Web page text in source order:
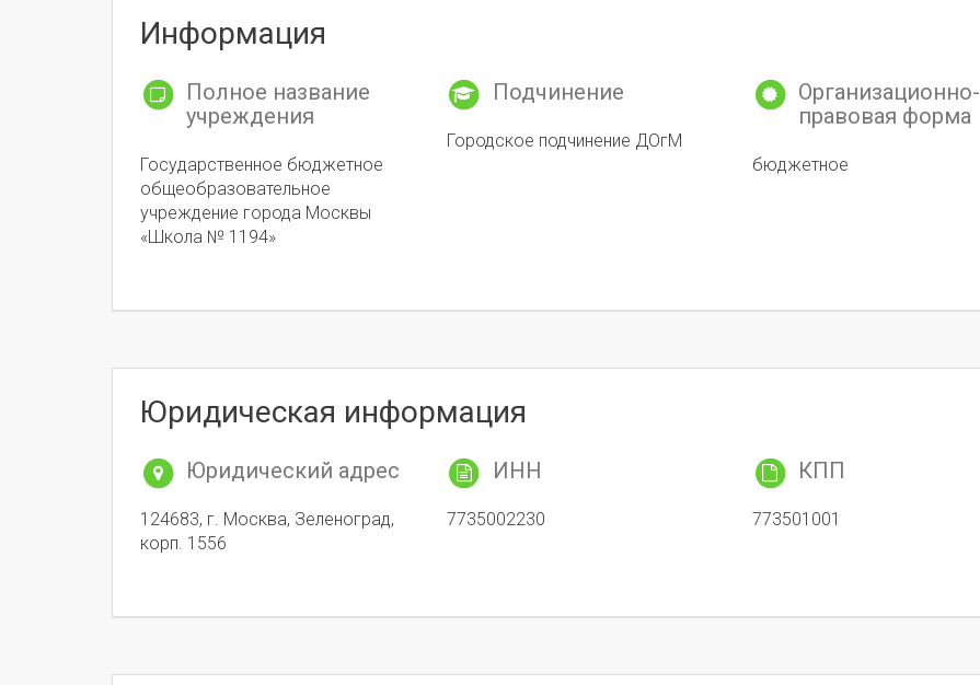
Информация
Полное название
учреждения
Государственное бюджетное
общеобразовательное
учреждение города Москвы
«Школа № 1194»
Подчинение
Городское подчинение ДОгМ
Организационно-
правовая форма
бюджетное
Юридическая информация
Юридический адрес
124683, г. Москва, Зеленоград,
корп. 1556
ИНН
7735002230
КПП
773501001